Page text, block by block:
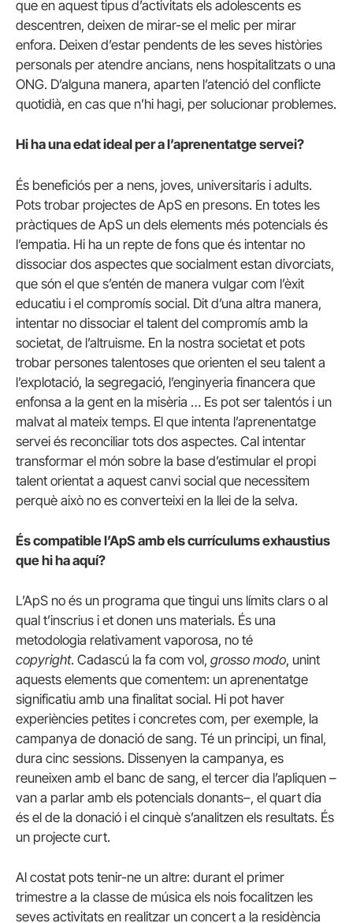
que en aquest tipus d’activitats els adolescents es
descentren, deixen de mirar-se el melic per mirar
enfora. Deixen d’estar pendents de les seves històries
personals per atendre ancians, nens hospitalitzats o una
ONG. D’alguna manera, aparten l’atenció del conflicte
quotidià, en cas que n’hi hagi, per solucionar problemes.
Hi ha una edat ideal per a l’aprenentatge servei?
És beneficiós per a nens, joves, universitaris i adults.
Pots trobar projectes de ApS en presons. En totes les
pràctiques de ApS un dels elements més potencials és
l’empatia. Hi ha un repte de fons que és intentar no
dissociar dos aspectes que socialment estan divorciats,
que són el que s’entén de manera vulgar com l’èxit
educatiu i el compromís social. Dit d’una altra manera,
intentar no dissociar el talent del compromís amb la
societat, de l’altruisme. En la nostra societat et pots
trobar persones talentoses que orienten el seu talent a
l’explotació, la segregació, l’enginyeria financera que
enfonsa a la gent en la misèria … Es pot ser talentós i un
malvat al mateix temps. El que intenta l’aprenentatge
servei és reconciliar tots dos aspectes. Cal intentar
transformar el món sobre la base d’estimular el propi
talent orientat a aquest canvi social que necessitem
perquè això no es converteixi en la llei de la selva.
És compatible l’ApS amb els currículums exhaustius
que hi ha aquí?
L’ApS no és un programa que tingui uns límits clars o al
qual t’inscrius i et donen uns materials. És una
metodologia relativament vaporosa, no té
copyright. Cadascú la fa com vol, grosso modo, unint
aquests elements que comentem: un aprenentatge
significatiu amb una finalitat social. Hi pot haver
experiències petites i concretes com, per exemple, la
campanya de donació de sang. Té un principi, un final,
dura cinc sessions. Dissenyen la campanya, es
reuneixen amb el banc de sang, el tercer dia l’apliquen –
van a parlar amb els potencials donants–, el quart dia
és el de la donació i el cinquè s’analitzen els resultats. És
un projecte curt.
Al costat pots tenir-ne un altre: durant el primer
trimestre a la classe de música els nois focalitzen les
seves activitats en realitzar un concert a la residència